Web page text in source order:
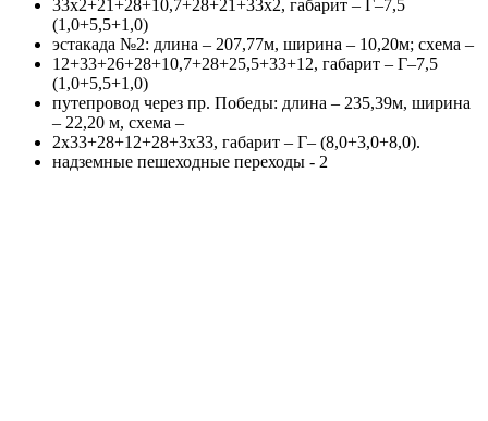
33х2+21+28+10,7+28+21+33х2, габарит – Г–7,5
(1,0+5,5+1,0)
эстакада №2: длина – 207,77м, ширина – 10,20м; схема –
12+33+26+28+10,7+28+25,5+33+12, габарит – Г–7,5
(1,0+5,5+1,0)
путепровод через пр. Победы: длина – 235,39м, ширина
– 22,20 м, схема –
2х33+28+12+28+3х33, габарит – Г– (8,0+3,0+8,0).
надземные пешеходные переходы - 2